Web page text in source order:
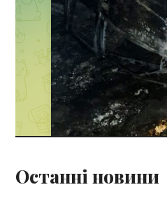
Останні новини